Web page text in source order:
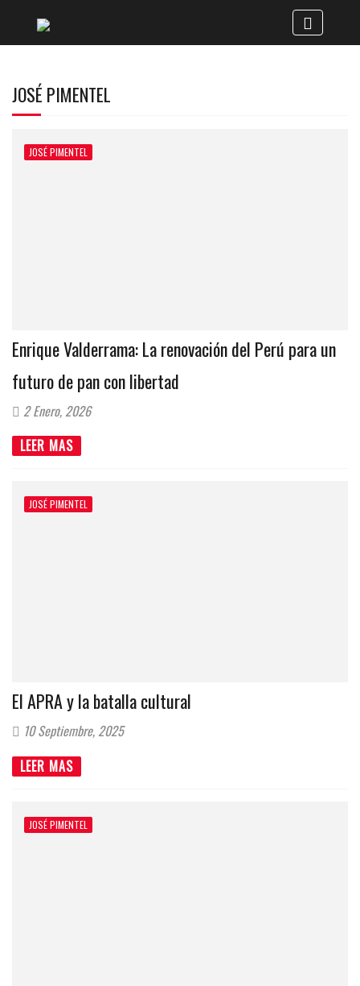
JOSÉ PIMENTEL
JOSÉ PIMENTEL
Enrique Valderrama: La renovación del Perú para un
futuro de pan con libertad
2 Enero, 2026
LEER MAS
JOSÉ PIMENTEL
El APRA y la batalla cultural
10 Septiembre, 2025
LEER MAS
JOSÉ PIMENTEL